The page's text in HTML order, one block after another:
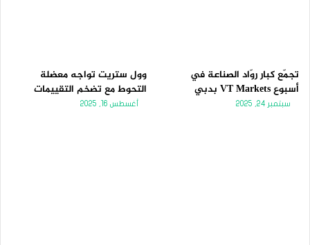
تجمّع كبار روّاد الصناعة في
أسبوع VT Markets بدبي
سبتمبر 24, 2025
وول ستريت تواجه معضلة
التحوط مع تضخم التقييمات
أغسطس 16, 2025